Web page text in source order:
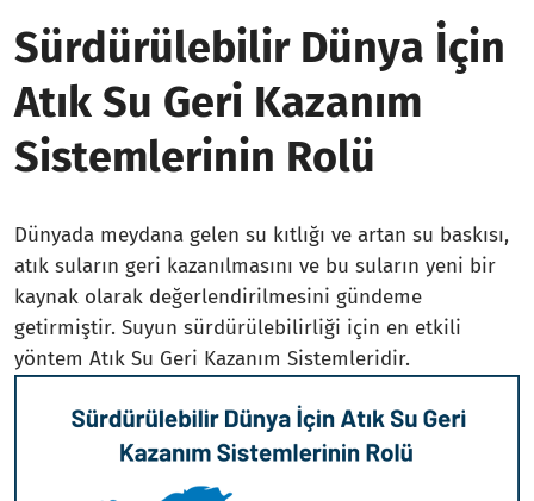
Sürdürülebilir Dünya İçin
Atık Su Geri Kazanım
Sistemlerinin Rolü
Dünyada meydana gelen su kıtlığı ve artan su baskısı,
atık suların geri kazanılmasını ve bu suların yeni bir
kaynak olarak değerlendirilmesini gündeme
getirmiştir. Suyun sürdürülebilirliği için en etkili
yöntem Atık Su Geri Kazanım Sistemleridir.